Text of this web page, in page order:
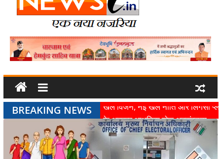
BREAKING NEWS
खेल विजन, नई खेल नीति और लिगेसी
के अनुरूप आधुनिक खेल अवसंरचना
विकसित करने के निर्देश
उत्तराखंड को खेल उत्कृष्टता का केंद्र